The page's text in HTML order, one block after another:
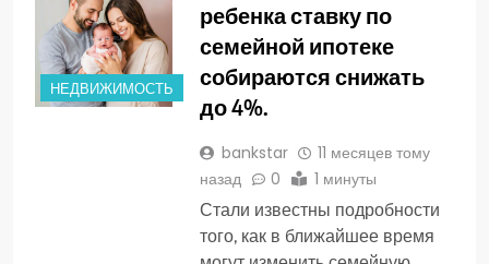
НЕДВИЖИМОСТЬ
ребенка ставку по
семейной ипотеке
собираются снижать
до 4%.
bankstar
11 месяцев тому
назад
0 1 минуты
Стали известны подробности
того, как в ближайшее время